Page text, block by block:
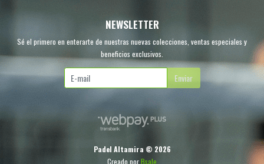
NEWSLETTER
Sé el primero en enterarte de nuestras nuevas colecciones, ventas especiales y
beneficios exclusivos.
Enviar
Padel Altamira © 2026
Creado porBsale